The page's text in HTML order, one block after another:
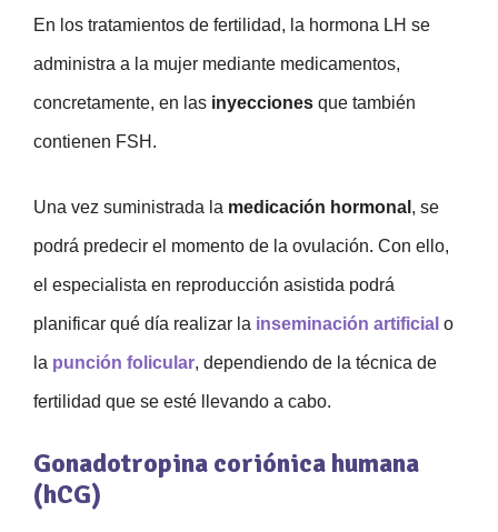
En los tratamientos de fertilidad, la hormona LH se
administra a la mujer mediante medicamentos,
concretamente, en las inyecciones que también
contienen FSH.
Una vez suministrada la medicación hormonal , se
podrá predecir el momento de la ovulación. Con ello,
el especialista en reproducción asistida podrá
planificar qué día realizar la inseminación artificial o
la punción folicular, dependiendo de la técnica de
fertilidad que se esté llevando a cabo.
Gonadotropina coriónica humana
(hCG)